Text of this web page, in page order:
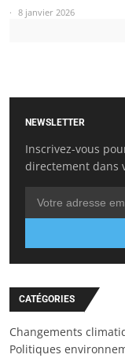
8 janvier 2026
NEWSLETTER
Inscrivez-vous
directement dans
CATÉGORIES
Changements
Politiques